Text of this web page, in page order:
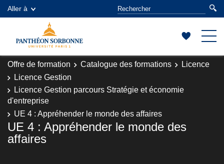
Aller à
Offre de formation Catalogue des formations
Licence
Licence Gestion
Licence Gestion parcours Stratégie et économie
d'entreprise
UE 4 : Appréhender le monde des affaires
UE 4 : Appréhender le monde des
affaires